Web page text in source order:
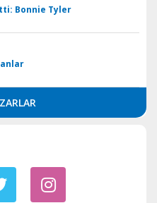
Bonnie Tyler